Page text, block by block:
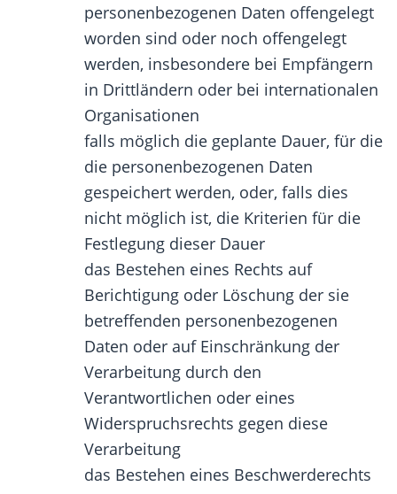
personenbezogenen Daten offengelegt
worden sind oder noch offengelegt
werden, insbesondere bei Empfängern
in Drittländern oder bei internationalen
Organisationen
falls möglich die geplante Dauer, für die
die personenbezogenen Daten
gespeichert werden, oder, falls dies
nicht möglich ist, die Kriterien für die
Festlegung dieser Dauer
das Bestehen eines Rechts auf
Berichtigung oder Löschung der sie
betreffenden personenbezogenen
Daten oder auf Einschränkung der
Verarbeitung durch den
Verantwortlichen oder eines
Widerspruchsrechts gegen diese
Verarbeitung
das Bestehen eines Beschwerderechts